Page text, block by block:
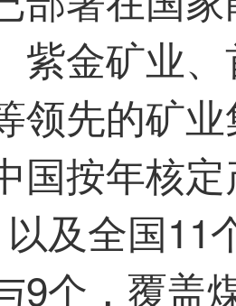
紫金矿业
领先的矿
国按年核
及全国11
9个，覆盖